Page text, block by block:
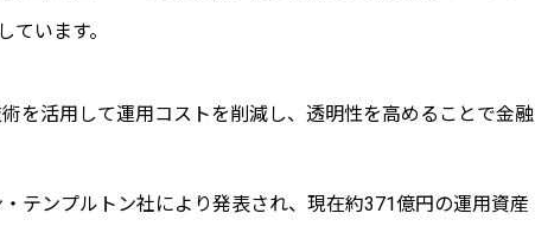
ています。
を活用して運用コストを削減し、透明性を高めることで金融
テンプルトン社により発表され、現在約371億円の運用資産